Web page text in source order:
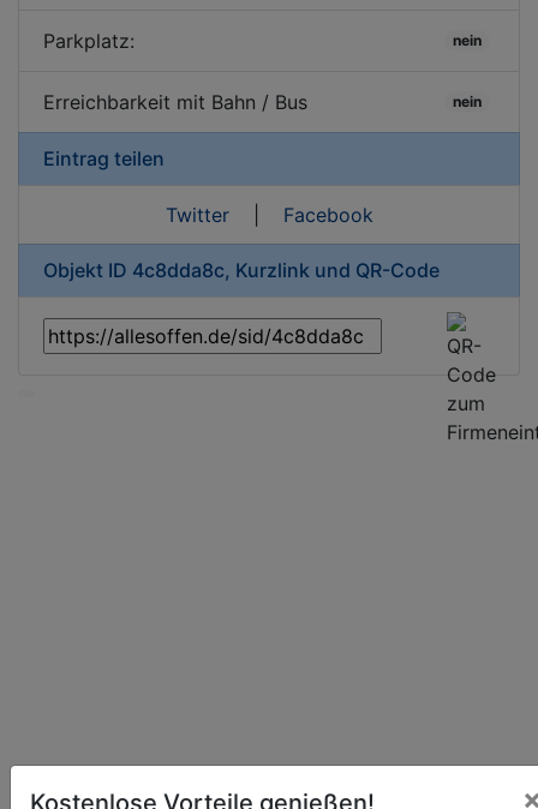
Parkplatz: nein
Erreichbarkeit mit Bahn / Bus nein
Eintrag teilen
Twitter| Facebook
Objekt ID 4c8dda8c, Kurzlink und QR-Code
Kostenlose Vorteile genießen!